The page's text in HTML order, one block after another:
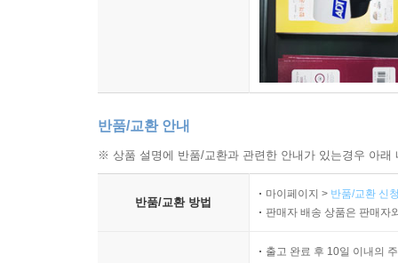
반품/교환 안내
※ 상품 설명에 반품/교환과 관련한 안내가 있는경우 아
반품/교환 방법
마이페이지 > 반품/교환 신
판매자 배송 상품은 판매자
출고 완료 후 10일 이내의